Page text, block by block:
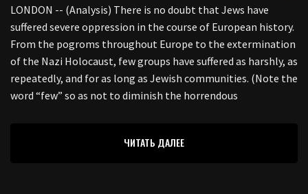
LONDON -- (Analysis) There is no doubt that Jews have
suffered severe oppression in the course of European history.
From the pogroms throughout Europe to the extermination
of the Nazi Holocaust, few groups have suffered as harshly, as
repeatedly, and for as long as Jewish communities. (Note the
word “few” so as not to diminish the horrendous
ЧИТАТЬ ДАЛЕЕ